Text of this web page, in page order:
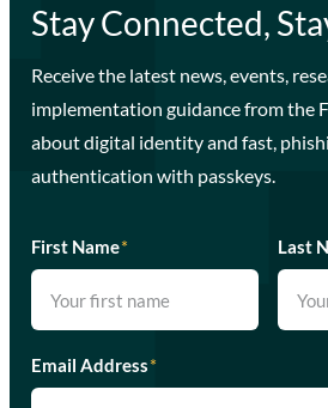
Stay Connected,
Receive the latest news, events,
implementation guidance from the
about digital identity and fast,
authentication with passkeys.
First Name* Last
Email Address*